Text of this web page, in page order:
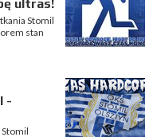
ultras!
Stomil
stan
-